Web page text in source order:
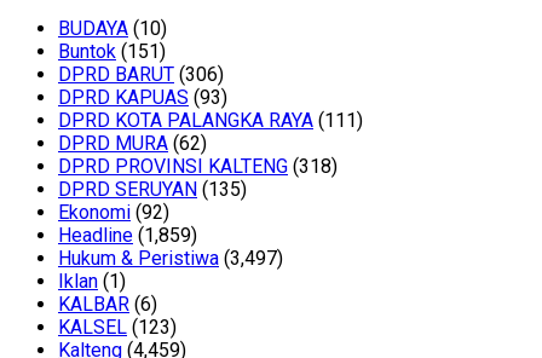
BUDAYA (10)
Buntok (151)
DPRD BARUT (306)
DPRD KAPUAS (93)
DPRD KOTA PALANGKA RAYA (111)
DPRD MURA (62)
DPRD PROVINSI KALTENG (318)
DPRD SERUYAN (135)
Ekonomi (92)
Headline (1,859)
Hukum & Peristiwa (3,497)
Iklan (1)
KALBAR (6)
KALSEL (123)
Kalteng (4,459)